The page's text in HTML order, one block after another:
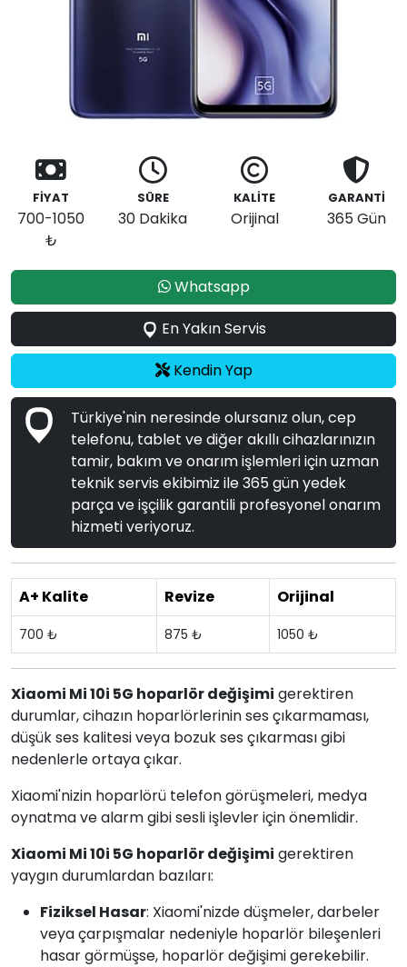
FİYAT
700-1050
₺
SÜRE
30 Dakika
KALİTE
Orijinal
GARANTİ
365 Gün
Whatsapp
En Yakın Servis
Kendin Yap
Türkiye'nin neresinde olursanız olun, cep
telefonu, tablet ve diğer akıllı cihazlarınızın
tamir, bakım ve onarım işlemleri için uzman
teknik servis ekibimiz ile 365 gün yedek
parça ve işçilik garantili profesyonel onarım
hizmeti veriyoruz.
A+ Kalite Revize Orijinal
700 ₺ 875 ₺ 1050 ₺
Xiaomi Mi 10i 5G hoparlör değişimi gerektiren
durumlar, cihazın hoparlörlerinin ses çıkarmaması,
düşük ses kalitesi veya bozuk ses çıkarması gibi
nedenlerle ortaya çıkar.
Xiaomi'nizin hoparlörü telefon görüşmeleri, medya
oynatma ve alarm gibi sesli işlevler için önemlidir.
Xiaomi Mi 10i 5G hoparlör değişimi gerektiren
yaygın durumlardan bazıları:
Fiziksel Hasar: Xiaomi'nizde düşmeler, darbeler
veya çarpışmalar nedeniyle hoparlör bileşenleri
hasar görmüşse, hoparlör değişimi gerekebilir.